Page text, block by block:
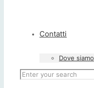
Contatti
Dove siamo